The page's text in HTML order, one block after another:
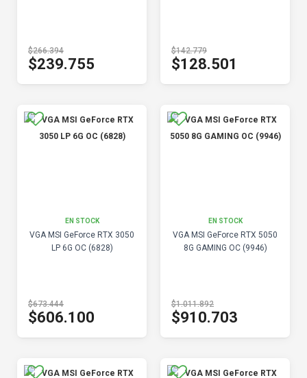
$266.394
$239.755
$142.779
$128.501
EN STOCK
VGA MSI GeForce RTX 3050
LP 6G OC (6828)
$673.444
$606.100
EN STOCK
VGA MSI GeForce RTX 5050
8G GAMING OC (9946)
$1.011.892
$910.703